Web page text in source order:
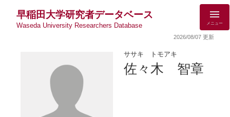
早稲田大学研究者データベース
Waseda University Researchers Database メニュー
2026/08/07 更新
ササキ トモアキ
佐々木 智章